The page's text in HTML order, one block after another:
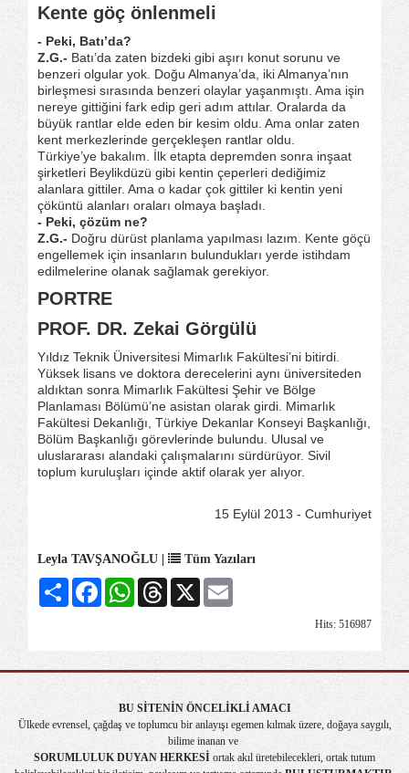
Kente göç önlenmeli
- Peki, Batı’da?
Z.G.- Batı’da zaten bizdeki gibi aşırı konut sorunu ve
benzeri olgular yok. Doğu Almanya’da, iki Almanya’nın
birleşmesi sırasında benzeri olaylar yaşanmıştı. Ama işin
nereye gittiğini fark edip geri adım attılar. Oralarda da
büyük rantlar elde eden bir kesim oldu. Ama onlar zaten
kent merkezlerinde gerçekleşen rantlar oldu.
Türkiye’ye bakalım. İlk etapta depremden sonra inşaat
şirketleri Beylikdüzü gibi kentin çeperleri dediğimiz
alanlara gittiler. Ama o kadar çok gittiler ki kentin yeni
çöküntü alanları oraları olmaya başladı.
- Peki, çözüm ne?
Z.G.- Doğru dürüst planlama yapılması lazım. Kente göçü
engellemek için insanların bulundukları yerde istihdam
edilmelerine olanak sağlamak gerekiyor.
PORTRE
PROF. DR. Zekai Görgülü
Yıldız Teknik Üniversitesi Mimarlık Fakültesi’ni bitirdi.
Yüksek lisans ve doktora derecelerini aynı üniversiteden
aldıktan sonra Mimarlık Fakültesi Şehir ve Bölge
Planlaması Bölümü’ne asistan olarak girdi. Mimarlık
Fakültesi Dekanlığı, Türkiye Dekanlar Konseyi Başkanlığı,
Bölüm Başkanlığı görevlerinde bulundu. Ulusal ve
uluslararası alandaki çalışmalarını sürdürüyor. Sivil
toplum kuruluşları içinde aktif olarak yer alıyor.
15 Eylül 2013 - Cumhuriyet
Leyla TAVŞANOĞLU | Tüm Yazıları
Share FacebookWhatsAppThreads
X
Hits: 516987
BU SİTENİN ÖNCELİKLİ AMACI
Ülkede evrensel, çağdaş ve toplumcu bir anlayışı egemen kılmak üzere, doğaya saygılı,
bilime inanan ve
SORUMLULUK DUYAN HERKESİ ortak akıl üretebilecekleri, ortak tutum